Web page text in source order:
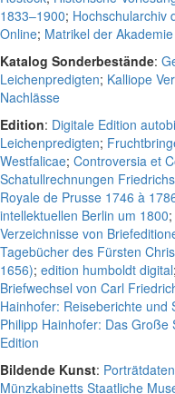
1833–1900; Hochschularchiv
Online; Matrikel der
Katalog Sonderbestände:
Leichenpredigten; Kalliope
Nachlässe
Edition: Digitale Edition
Leichenpredigten;
Westfalicae; Controversia et
Schatullrechnungen
Royale de Prusse 1746 à
intellektuellen Berlin um 1800;
Verzeichnisse von
Tagebücher des Fürsten
1656); edition humboldt digital;
Briefwechsel von Carl
Hainhofer: Reiseberichte und
Philipp Hainhofer: Das
Edition
Bildende Kunst:
Münzkabinetts Staatliche